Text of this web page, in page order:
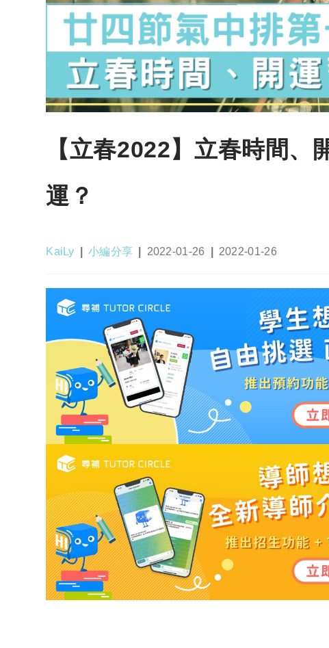
【立春2022】立春時間
運？
Post
KaiLy
Post
小編分享
Post
2022-01-26
Post
2022-01-26